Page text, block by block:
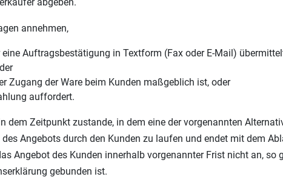
annehmen,
Auftragsbestätigung in Textform (Fax oder E-Mail)
Zugang der Ware beim Kunden maßgeblich ist, oder
auffordert.
dem Zeitpunkt zustande, in dem eine der vorgenannten
Angebots durch den Kunden zu laufen und endet mit dem
Angebot des Kunden innerhalb vorgenannter Frist nicht an, so
gebunden ist.